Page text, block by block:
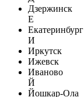
Дзержинск
Е
Екатеринбург
И
Иркутск
Ижевск
Иваново
Й
Йошкар-Ола